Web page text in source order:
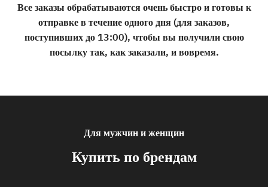
Все заказы обрабатываются очень быстро и готовы к
отправке в течение одного дня (для заказов,
поступивших до 13:00), чтобы вы получили свою
посылку так, как заказали, и вовремя.
Для мужчин и женщин
Купить по брендам